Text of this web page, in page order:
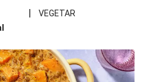
|
VEGETAR